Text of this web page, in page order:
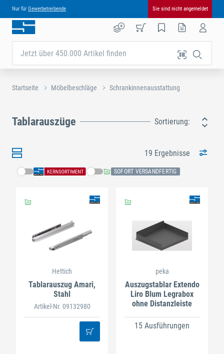
Nur für Gewerbetreibende Sie sind nicht angemeldet
Jetzt über 450.000 Artikel finden
Startseite Möbelbeschläge Schrankinnenausstattung
Tablarauszüge Sortierung:
19 Ergebnisse
SOFORT VERSANDFERTIG
Hettich
Tablarauszug Amari,
Stahl
Artikel-Nr. 09132980
peka
Auszugstablar Extendo
Liro Blum Legrabox
ohne Distanzleiste
15 Ausführungen